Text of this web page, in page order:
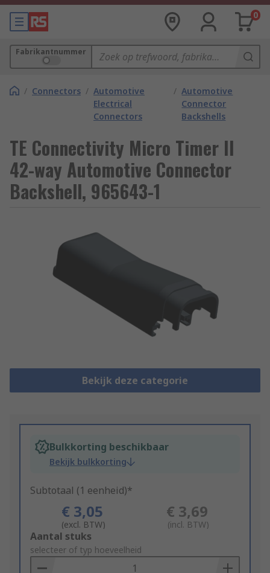
0
Fabrikantnummer
/ Connectors / Automotive
Electrical
Connectors
/ Automotive
Connector
Backshells
TE Connectivity Micro Timer II
42-way Automotive Connector
Backshell, 965643-1
Bekijk deze categorie
Bulkkorting beschikbaar
Bekijk bulkkorting
Subtotaal (1 eenheid)*
€ 3,05
(excl. BTW)
€ 3,69
(incl. BTW)
Add
to
Basket
Aantal stuks
selecteer of typ hoeveelheid